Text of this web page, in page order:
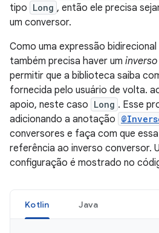
tipo Long , então ele precisa
um conversor.
Como uma expressão
também precisa haver um
permitir que a biblioteca saiba
fornecida pelo usuário de volta.
apoio, neste caso Long . Esse
adicionando a anotação
conversores e faça com que
referência ao inverso conversor.
configuração é mostrado no
Kotlin Java